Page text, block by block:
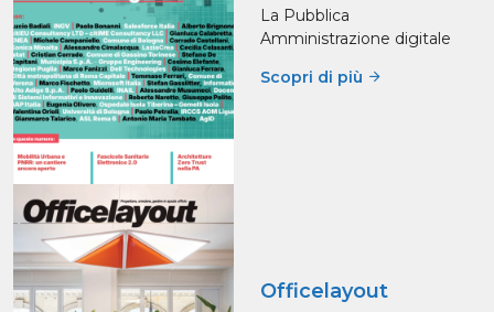
La Pubblica
Amministrazione digitale
Scopri di più
Officelayout